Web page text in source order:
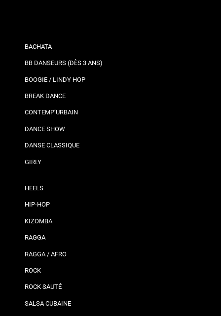
BACHATA
BB DANSEURS (DÈS 3 ANS)
BOOGIE / LINDY HOP
BREAK DANCE
CONTEMP’URBAIN
DANCE SHOW
DANSE CLASSIQUE
GIRLY
HEELS
HIP-HOP
KIZOMBA
RAGGA
RAGGA / AFRO
ROCK
ROCK SAUTÉ
SALSA CUBAINE